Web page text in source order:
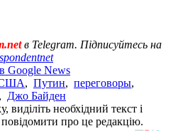
в Telegram. Підписуйтесь на
Google News
, Путин, переговоры,
, Джо Байден
необхідний текст і
про це редакцію.